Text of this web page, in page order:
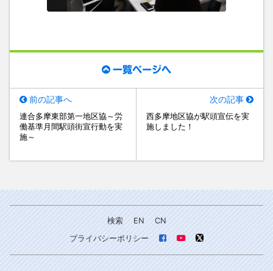
一覧ページへ
前の記事へ
連合多摩東部第一地区協～労
働基準月間駅頭街宣行動を実
施～
次の記事
西多摩地区協が駅頭宣伝を実
施しました！
検索 EN
CN
プライバシーポリシー